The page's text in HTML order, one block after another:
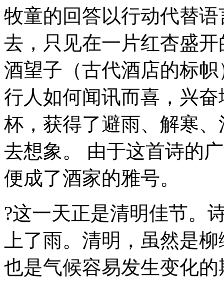
牧童的回答以行动代替
去，只见在一片红杏盛
酒望子（古代酒店的标
行人如何闻讯而喜，兴
杯，获得了避雨、解寒
去想象。 由于这首诗的
便成了酒家的雅号。
?这一天正是清明佳节。
上了雨。清明，虽然是
也是气候容易发生变化